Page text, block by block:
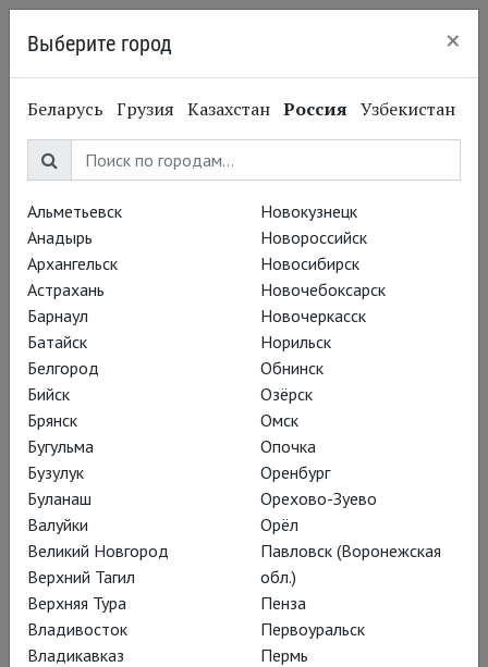
9 августа, воскресенье
Выберите город ×
Беларусь Грузия Казахстан Россия Узбекистан
Альметьевск
Анадырь
Архангельск
Астрахань
Барнаул
Батайск
Белгород
Бийск
Брянск
Бугульма
Бузулук
Буланаш
Валуйки
Великий Новгород
Верхний Тагил
Верхняя Тура
Владивосток
Владикавказ
Новокузнецк
Новороссийск
Новосибирск
Новочебоксарск
Новочеркасск
Норильск
Обнинск
Озёрск
Омск
Опочка
Оренбург
Орехово-Зуево
Орёл
Павловск (Воронежская
обл.)
Пенза
Первоуральск
Пермь